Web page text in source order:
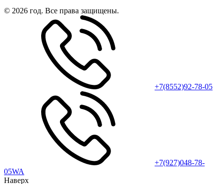
© 2026 год. Все права защищены.
+7(8552)92-78-05
+7(927)048-78-
05WA
Наверх